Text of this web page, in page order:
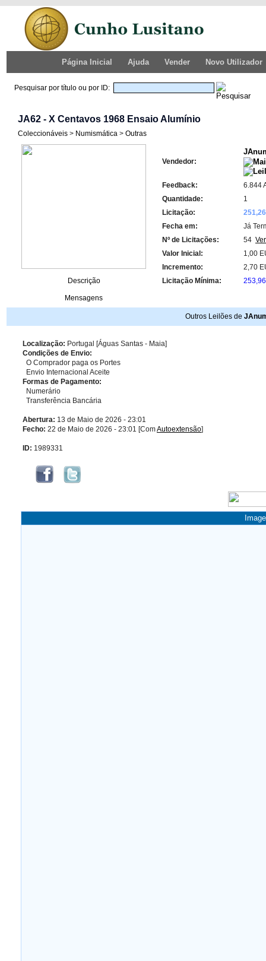
Página Inicial Ajuda Vender Novo Utilizador
Pesquisar por título ou por ID:
JA62 - X Centavos 1968 Ensaio Alumínio
Coleccionáveis > Numismática > Outras
Descrição
Mensagens
Vendedor:
Feedback:
6.844
Quantidade:
1
Licitação:
Fecha em:
Já
Nº de Licitações:
54
Valor Inicial:
1,00
Incremento:
2,70
Licitação Mínima:
Outros Leilões de
Localização: Portugal [Águas Santas - Maia]
Condições de Envio:
O Comprador paga os Portes
Envio Internacional Aceite
Formas de Pagamento:
Numerário
Transferência Bancária
Abertura: 13 de Maio de 2026 - 23:01
Fecho: 22 de Maio de 2026 - 23:01 [ComAutoextensão]
ID: 1989331